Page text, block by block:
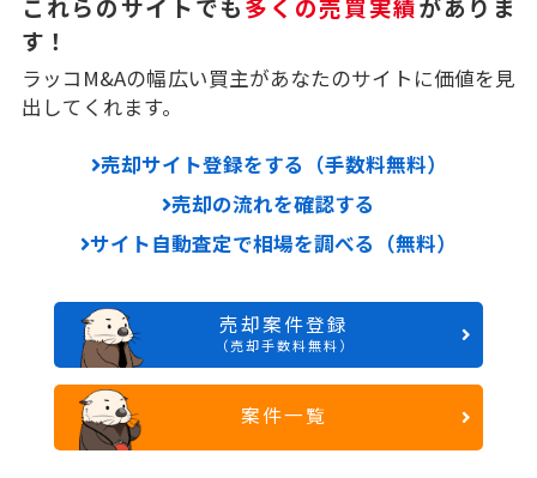
これらのサイトでも多くの売買実績がありま
す！
ラッコM&Aの幅広い買主があなたのサイトに価値を見
出してくれます。
売却サイト登録をする（手数料無料）
売却の流れを確認する
サイト自動査定で相場を調べる（無料）
売却案件登録
（売却手数料無料）
案件一覧